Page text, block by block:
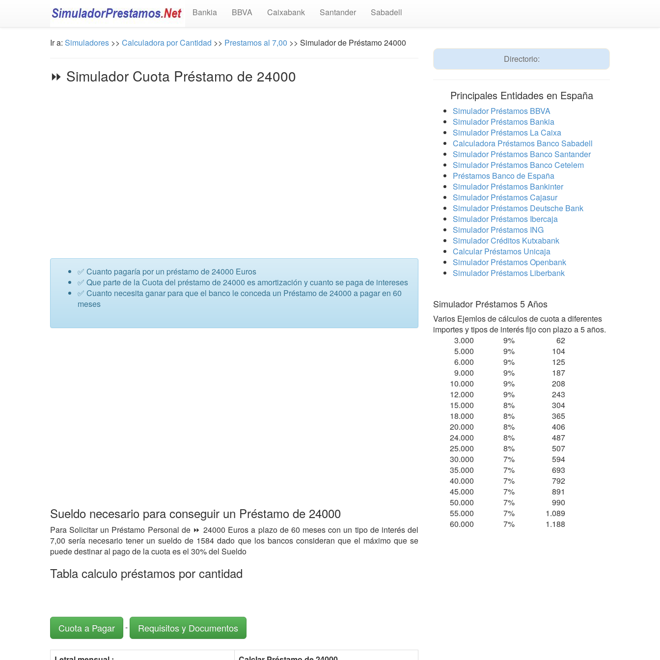
Bankia BBVA Caixabank Santander Sabadell
Ir a: Simuladores >> Calculadora por Cantidad >> Prestamos al 7,00 >> Simulador de Préstamo 24000
⏩ Simulador Cuota Préstamo de 24000
✅ Cuanto pagaría por un préstamo de 24000 Euros
✅ Que parte de la Cuota del préstamo de 24000 es amortización y cuanto se paga de intereses
✅ Cuanto necesita ganar para que el banco le conceda un Préstamo de 24000 a pagar en 60
meses
Sueldo necesario para conseguir un Préstamo de 24000
Para Solicitar un Préstamo Personal de ⏩ 24000 Euros a plazo de 60 meses con un tipo de interés del
7,00 sería necesario tener un sueldo de 1584 dado que los bancos consideran que el máximo que se
puede destinar al pago de la cuota es el 30% del Sueldo
Tabla calculo préstamos por cantidad
Cuota a Pagar - Requisitos y Documentos
Directorio:
Principales Entidades en España
Simulador Préstamos BBVA
Simulador Préstamos Bankia
Simulador Préstamos La Caixa
Calculadora Préstamos Banco Sabadell
Simulador Préstamos Banco Santander
Simulador Préstamos Banco Cetelem
Préstamos Banco de España
Simulador Préstamos Bankinter
Simulador Préstamos Cajasur
Simulador Préstamos Deutsche Bank
Simulador Préstamos Ibercaja
Simulador Préstamos ING
Simulador Créditos Kutxabank
Calcular Préstamos Unicaja
Simulador Préstamos Openbank
Simulador Préstamos Liberbank
Simulador Préstamos 5 Años
Varios Ejemlos de cálculos de cuota a diferentes
importes y tipos de interés fijo con plazo a 5 años.
3.000
9%
62
5.000
9%
104
6.000
9%
125
9.000
9%
187
10.000
9%
208
12.000
9%
243
15.000
8%
304
18.000
8%
365
20.000
8%
406
24.000
8%
487
25.000
8%
507
30.000
7%
594
35.000
7%
693
40.000
7%
792
45.000
7%
891
50.000
7%
990
55.000
7%
1.089
60.000
7% 1.188